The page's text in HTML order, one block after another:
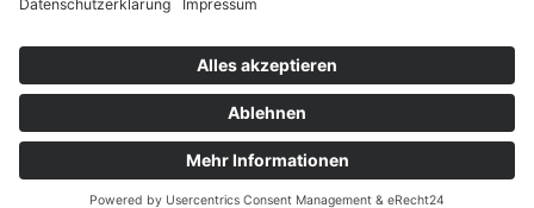
© hotelbergblick.com Datenschutz Impressum
powered by